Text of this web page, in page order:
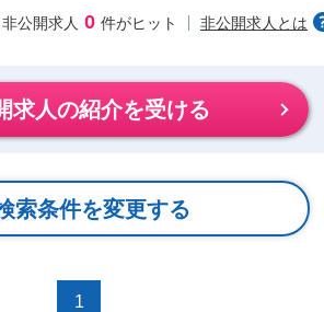
非公開求人 0 件がヒット 非公開求人とは
求人の紹介を受ける
索条件を変更する
1